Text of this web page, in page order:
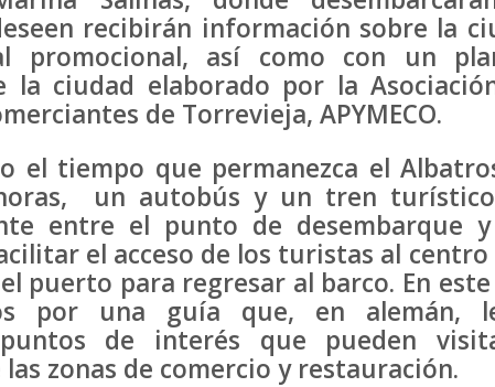
recibirán información sobre la
promocional, así como con un
la ciudad elaborado por la
de Torrevieja, APYMECO.
el tiempo que permanezca el
un autobús y un tren
entre el punto de desembarque
el acceso de los turistas al centro
puerto para regresar al barco. En
por una guía que, en alemán,
puntos de interés que pueden
zonas de comercio y restauración.